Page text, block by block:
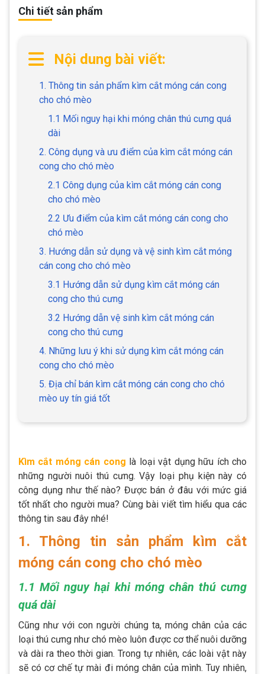
Chi tiết sản phẩm
Nội dung bài viết:
1. Thông tin sản phẩm kìm cắt móng cán cong
cho chó mèo
1.1 Mối nguy hại khi móng chân thú cưng quá
dài
2. Công dụng và ưu điểm của kìm cắt móng cán
cong cho chó mèo
2.1 Công dụng của kìm cắt móng cán cong
cho chó mèo
2.2 Ưu điểm của kìm cắt móng cán cong cho
chó mèo
3. Hướng dẫn sử dụng và vệ sinh kìm cắt móng
cán cong cho chó mèo
3.1 Hướng dẫn sử dụng kìm cắt móng cán
cong cho thú cưng
3.2 Hướng dẫn vệ sinh kìm cắt móng cán
cong cho thú cưng
4. Những lưu ý khi sử dụng kìm cắt móng cán
cong cho chó mèo
5. Địa chỉ bán kìm cắt móng cán cong cho chó
mèo uy tín giá tốt
Kìm cắt móng cán cong là loại vật dụng hữu ích cho
những người nuôi thú cưng. Vậy loại phụ kiện này có
công dụng như thế nào? Được bán ở đâu với mức giá
tốt nhất cho người mua? Cùng bài viết tìm hiểu qua các
thông tin sau đây nhé!
1. Thông tin sản phẩm kìm cắt
móng cán cong cho chó mèo
1.1 Mối nguy hại khi móng chân thú cưng
quá dài
Cũng như với con người chúng ta, móng chân của các
loại thú cưng như chó mèo luôn được cơ thể nuôi dưỡng
và dài ra theo thời gian. Trong tự nhiên, các loài vật này
sẽ có cơ chế tự mài đi móng chân của mình. Tuy nhiên,